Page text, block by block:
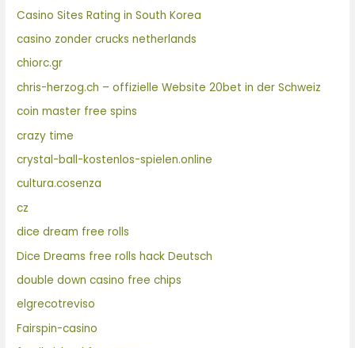
Casino Sites Rating in South Korea
casino zonder crucks netherlands
chiorc.gr
chris-herzog.ch – offizielle Website 20bet in der Schweiz
coin master free spins
crazy time
crystal-ball-kostenlos-spielen.online
cultura.cosenza
cz
dice dream free rolls
Dice Dreams free rolls hack Deutsch
double down casino free chips
elgrecotreviso
Fairspin-casino